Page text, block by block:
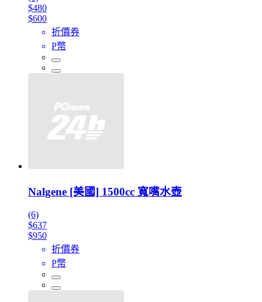
$480
$600
折價券
P幣
Nalgene [美國] 1500cc 寬嘴水壺
(6)
$637
$950
折價券
P幣